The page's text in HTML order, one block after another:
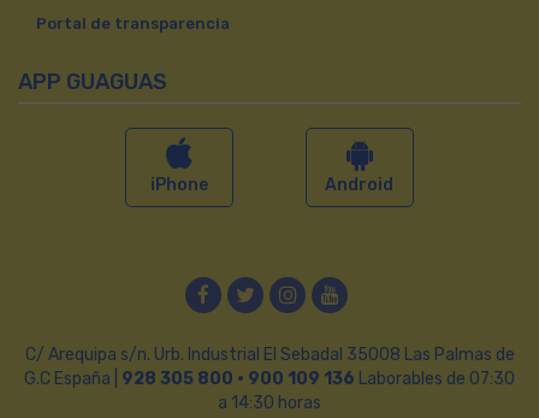
Portal de transparencia
APP GUAGUAS
iPhone Android
FacebookTwitterInstagram
YouTube
C/ Arequipa s/n. Urb. Industrial El Sebadal 35008 Las Palmas de
G.C España | 928 305 800 · 900 109 136 Laborables de 07:30
a 14:30 horas